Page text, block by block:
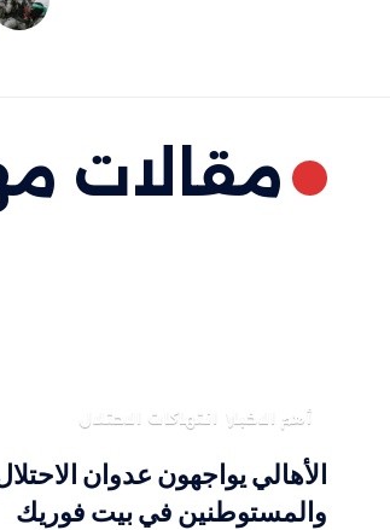
مقالات
أهم الاخبار انتهاكات الاحتلال
الأهالي يواجهون عدوان
والمستوطنين في بيت فوريك